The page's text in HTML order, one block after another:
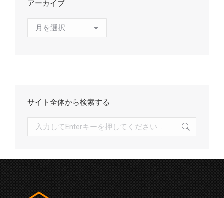
アーカイブ
サイト全体から検索する